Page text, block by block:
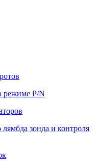
режиме P/N
зонда и контроля